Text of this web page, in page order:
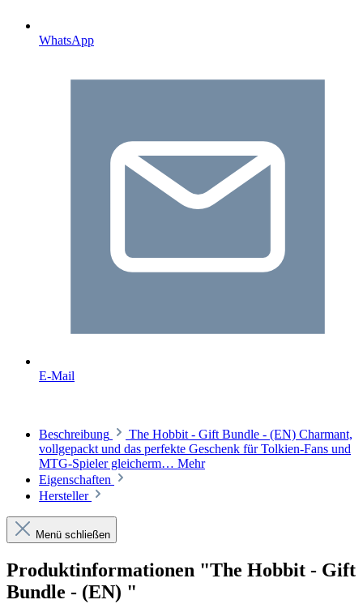
WhatsApp
E-Mail
Beschreibung
The Hobbit - Gift Bundle - (EN) Charmant,
vollgepackt und das perfekte Geschenk für Tolkien-Fans und
MTG-Spieler gleicherm… Mehr
Eigenschaften
Hersteller
Menü schließen
Produktinformationen "The Hobbit - Gift
Bundle - (EN) "